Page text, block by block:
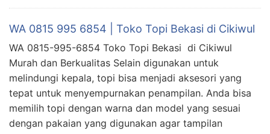
WA 0815 995 6854 | Toko Topi Bekasi di Cikiwul
WA 0815-995-6854 Toko Topi Bekasi di Cikiwul
Murah dan Berkualitas Selain digunakan untuk
melindungi kepala, topi bisa menjadi aksesori yang
tepat untuk menyempurnakan penampilan. Anda bisa
memilih topi dengan warna dan model yang sesuai
dengan pakaian yang digunakan agar tampilan